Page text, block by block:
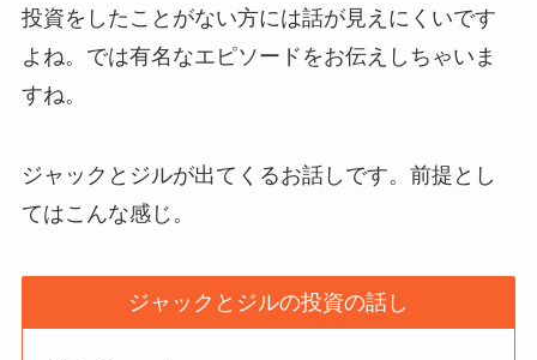
投資をしたことがない方には話が見えにくいです
よね。では有名なエピソードをお伝えしちゃいま
すね。
ジャックとジルが出てくるお話しです。前提とし
てはこんな感じ。
ジャックとジルの投資の話し